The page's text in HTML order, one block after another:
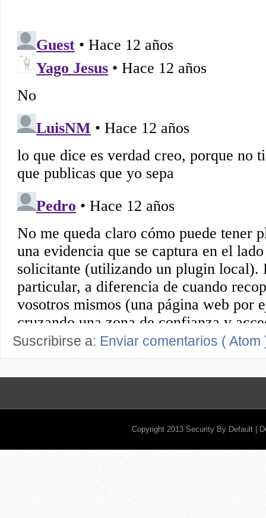
Suscribirse a: Enviar comentarios ( Atom
Copyright 2013 Security By Default |